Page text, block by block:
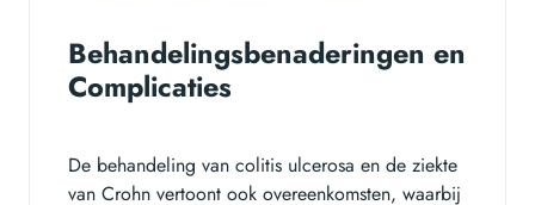
Behandelingsbenaderingen en
Complicaties
De behandeling van colitis ulcerosa en de ziekte
van Crohn vertoont ook overeenkomsten, waarbij